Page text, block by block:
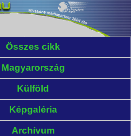
Összes cikk
Magyarország
Külföld
Képgaléria
Archívum